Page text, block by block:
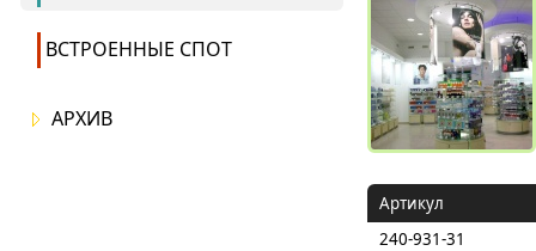
ВСТРОЕННЫЕ СПОТ
АРХИВ
Артикул
240-931-31